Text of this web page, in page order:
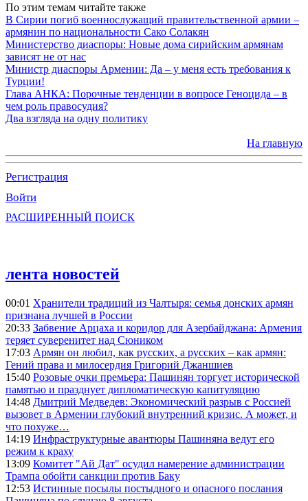
По этим темам читайте также
В Сирии погиб военнослужащий правительственной армии –
армянин по национальности Сако Солакян
Министерство диаспоры: Новые дома сирийским армянам
зависят не от нас
Министр диаспоры Армении: Да – у меня есть требования к
Турции!
Глава АНКА: Порочные тенденции в вопросе Геноцида – в
чем роль правосудия?
Два взгляда на одну политику
На главную
Регистрация
Войти
РАСШИРЕННЫЙ ПОИСК
лента новостей
00:01 Хранители традиций из Чалтыря: семья донских армян
признана лучшей в России
20:33 Забвение Арцаха и коридор для Азербайджана: Армения
теряет суверенитет над Сюником
17:03 Армян он любил, как русских, а русских – как армян:
Гений права и милосердия Григорий Джаншиев
15:40 Розовые очки премьера: Пашинян торгует исторической
памятью и празднует дипломатическую капитуляцию
14:48 Дмитрий Медведев: Экономический разрыв с Россией
вызовет в Армении глубокий внутренний кризис. А может, и
что похуже…
14:19 Инфраструктурные авантюры Пашиняна ведут его
режим к краху
13:09 Комитет "Ай Дат" осудил намерение администрации
Трампа обойти санкции против Баку
12:53 Истинные посылы постыдного и опасного послания